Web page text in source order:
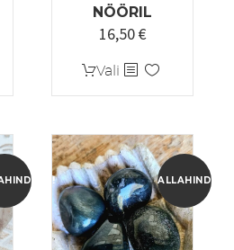
€
NÖÖRIL
16,50€
Vali Sellel
tootel
mitu
varianti.
Valikuid
saab
teha
ALLAHINDLUS!